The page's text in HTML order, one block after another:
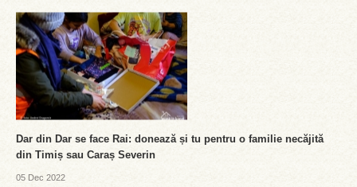
Dar din Dar se face Rai: donează și tu pentru o familie necăjită
din Timiș sau Caraș Severin
05 Dec 2022